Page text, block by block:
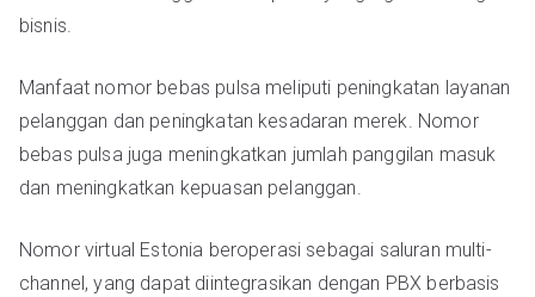
bisnis.
Manfaat nomor bebas pulsa meliputi peningkatan layanan
pelanggan dan peningkatan kesadaran merek. Nomor
bebas pulsa juga meningkatkan jumlah panggilan masuk
dan meningkatkan kepuasan pelanggan.
Nomor virtual Estonia beroperasi sebagai saluran multi-
channel, yang dapat diintegrasikan dengan PBX berbasis